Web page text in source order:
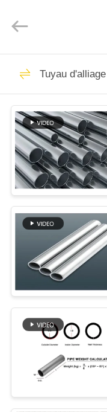
MAISON
PRODUITS
AU
SUJET
DE
NOUS
D'USINE
CONTRÔLE
DE
QUALITÉ
NOUS
GROUP
CHINA.
Tuyau
nickel
tuyau
superbe
tuyau
Tuyau